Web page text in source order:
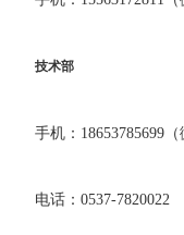
技术部
手机：18653785699（
电话：0537-7820022